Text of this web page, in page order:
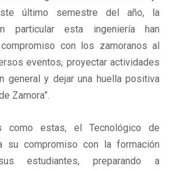
último semestre del año, la
particular esta ingeniería han
con los zamoranos al
eventos, proyectar actividades
general y dejar una huella positiva
Zamora”.
como estas, el Tecnológico de
su compromiso con la formación
estudiantes, preparando a